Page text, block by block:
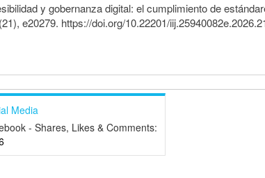
y gobernanza digital: el cumplimiento de
(21), e20279. https://doi.org/10.22201/
Media
- Shares, Likes & Comments: